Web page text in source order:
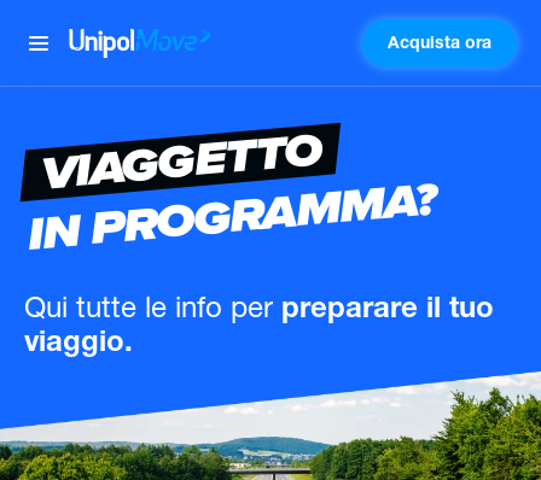
UnipolMove Acquista ora
VIAGGETTO
IN PROGRAMMA?
Qui tutte le info per preparare il tuo
viaggio.